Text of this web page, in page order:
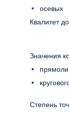
осевых
Квалитет
Значения
Степень